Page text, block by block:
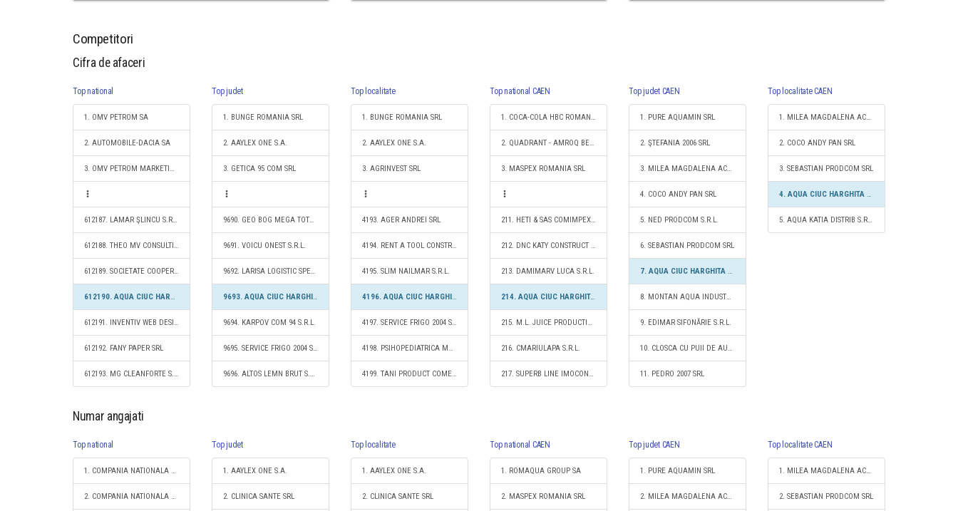
Competitori
Cifra de afaceri
Top national
1. OMV PETROM SA
2. AUTOMOBILE-DACIA SA
3. OMV PETROM MARKETING SRL
612187. LAMAR ŞLINCU S.R.L.
612188. THEO MV CONSULTING SRL
612189. SOCIETATE COOPERATIVĂ MEŞTEŞUGĂREASCĂ DE GRADUL I "MARIO"
612190. AQUA CIUC HARGHITA S.R.L.
612191. INVENTIV WEB DESIGNS SRL
612192. FANY PAPER SRL
612193. MG CLEANFORTE S.R.L.
Top judet
1. BUNGE ROMANIA SRL
2. AAYLEX ONE S.A.
3. GETICA 95 COM SRL
9690. GEO BOG MEGA TOTAL SRL
9691. VOICU ONEST S.R.L.
9692. LARISA LOGISTIC SPEDITION S.R.L.
9693. AQUA CIUC HARGHITA S.R.L.
9694. KARPOV COM 94 S.R.L.
9695. SERVICE FRIGO 2004 S.R.L.
9696. ALTOS LEMN BRUT S.R.L.
Top localitate
1. BUNGE ROMANIA SRL
2. AAYLEX ONE S.A.
3. AGRINVEST SRL
4193. AGER ANDREI SRL
4194. RENT A TOOL CONSTRUCT S.R.L.
4195. SLIM NAILMAR S.R.L.
4196. AQUA CIUC HARGHITA S.R.L.
4197. SERVICE FRIGO 2004 S.R.L.
4198. PSIHOPEDIATRICA MUNTENIA S.R.L.
4199. TANI PRODUCT COMERCIAL SRL
Top national CAEN
1. COCA-COLA HBC ROMANIA SRL
2. QUADRANT - AMROQ BEVERAGES SRL
3. MASPEX ROMANIA SRL
211. HETI & SAS COMIMPEX SRL
212. DNC KATY CONSTRUCT S.R.L.
213. DAMIMARV LUCA S.R.L.
214. AQUA CIUC HARGHITA S.R.L.
215. M.L. JUICE PRODUCTION S.R.L.
216. CMARIULAPA S.R.L.
217. SUPERB LINE IMOCONSTRUCT S.R.L.
Top judet CAEN
1. PURE AQUAMIN SRL
2. ŞTEFANIA 2006 SRL
3. MILEA MAGDALENA ACVAMAG S.R.L.
4. COCO ANDY PAN SRL
5. NED PRODCOM S.R.L.
6. SEBASTIAN PRODCOM SRL
7. AQUA CIUC HARGHITA S.R.L.
8. MONTAN AQUA INDUSTRIES S.R.L.
9. EDIMAR SIFONĂRIE S.R.L.
10. CLOSCA CU PUII DE AUR S.R.L.
11. PEDRO 2007 SRL
Top localitate CAEN
1. MILEA MAGDALENA ACVAMAG S.R.L.
2. COCO ANDY PAN SRL
3. SEBASTIAN PRODCOM SRL
4. AQUA CIUC HARGHITA S.R.L.
5. AQUA KATIA DISTRIB S.R.L.
Numar angajati
Top national
1. COMPANIA NATIONALA DE CAI FERATE "CFR" SA
2. COMPANIA NATIONALA POSTA ROMANA S.A.
Top judet
1. AAYLEX ONE S.A.
2. CLINICA SANTE SRL
Top localitate
1. AAYLEX ONE S.A.
2. CLINICA SANTE SRL
Top national CAEN
1. ROMAQUA GROUP SA
2. MASPEX ROMANIA SRL
Top judet CAEN
1. PURE AQUAMIN SRL
2. MILEA MAGDALENA ACVAMAG S.R.L.
Top localitate CAEN
1. MILEA MAGDALENA ACVAMAG S.R.L.
2. SEBASTIAN PRODCOM SRL